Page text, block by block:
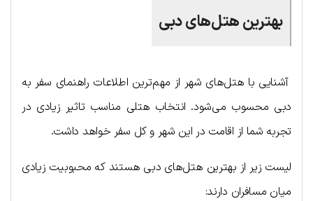
بهترین هتل‌های دبی
آشنایی با هتل‌های شهر از مهم‌ترین اطلاعات راهنمای سفر به
دبی محسوب می‌شود. انتخاب هتلی مناسب تاثیر زیادی در
تجربه شما از اقامت در این شهر و کل سفر خواهد داشت.
لیست زیر از بهترین هتل‌های دبی هستند که محبوبیت زیادی
میان مسافران دارند: